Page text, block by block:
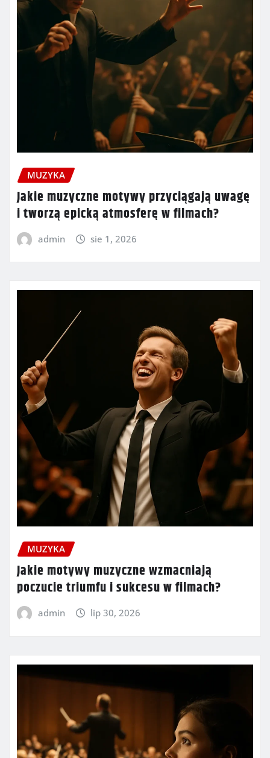
MUZYKA
Jakie muzyczne motywy przyciągają uwagę
i tworzą epicką atmosferę w filmach?
admin sie 1, 2026
MUZYKA
Jakie motywy muzyczne wzmacniają
poczucie triumfu i sukcesu w filmach?
admin lip 30, 2026